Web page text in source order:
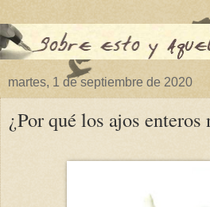
martes, 1 de septiembre de 2020
¿Por qué los ajos enteros